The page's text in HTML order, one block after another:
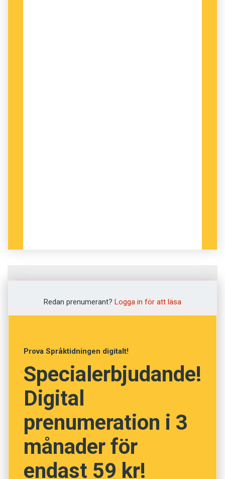
Falsifikat
Motbevis
Alibi
Förfalskning
Mikrokopia
Redan prenumerant? Logga in för att läsa
Prova Språktidningen digitalt!
Specialerbjudande!
Digital
prenumeration i 3
månader för
endast 59 kr!